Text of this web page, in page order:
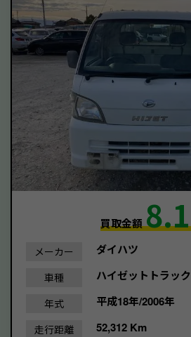
買取金額8.1
メーカー ダイハツ
車種 ハイゼットトラック
年式 平成18年/2006年
走行距離 52,312 Km